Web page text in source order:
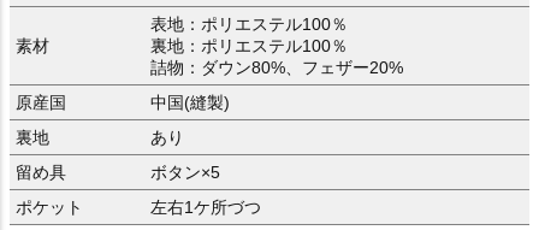
素材
表地：ポリエステル100％
裏地：ポリエステル100％
詰物：ダウン80%、フェザー20%
原産国
中国(縫製)
裏地
あり
留め具
ボタン×5
ポケット
左右1ケ所づつ